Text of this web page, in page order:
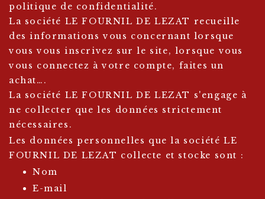
politique de confidentialité.
La société LE FOURNIL DE LEZAT recueille
des informations vous concernant lorsque
vous vous inscrivez sur le site, lorsque vous
vous connectez à votre compte, faites un
achat….
La société LE FOURNIL DE LEZAT s'engage à
ne collecter que les données strictement
nécessaires.
Les données personnelles que la société LE
FOURNIL DE LEZAT collecte et stocke sont :
Nom
E-mail